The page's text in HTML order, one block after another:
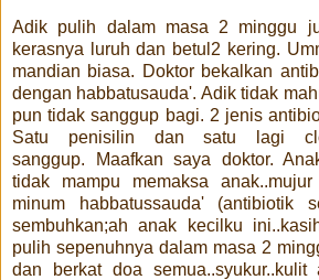
Adik pulih dalam masa 2 minggu
kerasnya luruh dan betul2 kering.
mandian biasa. Doktor bekalkan
dengan habbatusauda'. Adik tidak
pun tidak sanggup bagi. 2 jenis
Satu penisilin dan satu lagi
sanggup. Maafkan saya doktor.
tidak mampu memaksa
minum habbatussauda' (antibiotik
sembuhkan;ah anak kecilku
pulih sepenuhnya dalam masa 2
dan berkat doa semua..syukur..kulit